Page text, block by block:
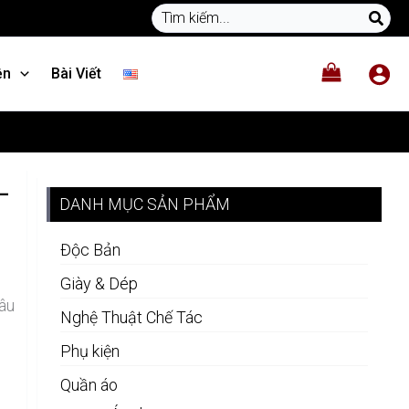
Search
for:
Bài Viết
DANH MỤC SẢN PHẨM
Độc Bản
Giày & Dép
Nghệ Thuật Chế Tác
Phụ kiện
Quần áo
JACKET
Xanh